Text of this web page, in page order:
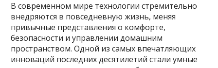
В современном мире технологии стремительно
внедряются в повседневную жизнь, меняя
привычные представления о комфорте,
безопасности и управлении домашним
пространством. Одной из самых впечатляющих
инноваций последних десятилетий стали умные